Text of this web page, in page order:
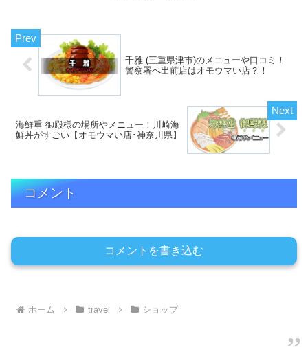
千雅 (三重県津市)のメニューや口コミ！
警察署へ出前店はオモウマい店？！
海鮮重 御殿様の場所やメニュー！川崎海
鮮丼がすごい【オモウマい店･神奈川県】
コメント
コメントを書き込む
ホーム travel ショップ